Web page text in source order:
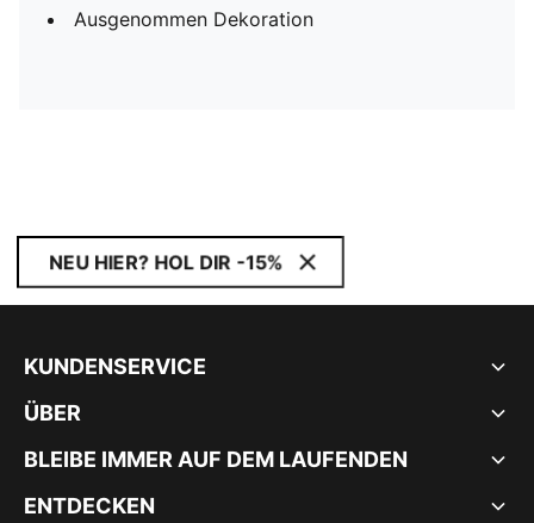
Ausgenommen Dekoration
NEU HIER? HOL DIR -15%
KUNDENSERVICE
ÜBER
BLEIBE IMMER AUF DEM LAUFENDEN
ENTDECKEN